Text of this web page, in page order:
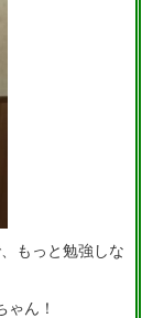
もっと勉強しな
ん！